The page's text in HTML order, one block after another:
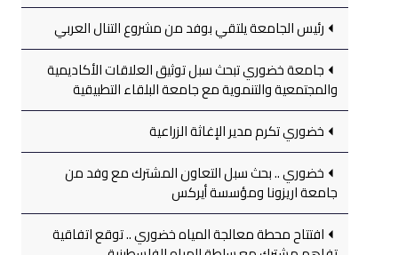
رئيس الجامعة يلتقي بوفد من مشروع التنال العربي
جامعة خضوري تبحث سبل توثيق العلاقات الأكاديمية
والمجتمعية والتنموية مع جامعة البلقاء التطبيقية
خضوري تكرم مدير الإغاثة الزراعية
خضوري .. بحث سبل التعاون المشترك مع وفد من
جامعة اريزونا ومؤسسة أيركس
افتتاح محطة معالجة المياه خضوري .. توقع اتفاقية